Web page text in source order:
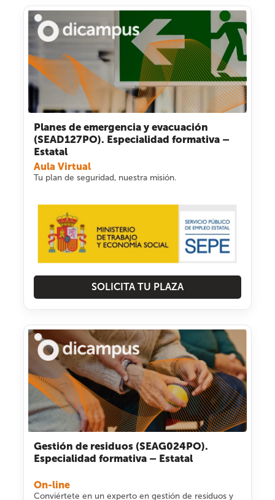
Planes de emergencia y evacuación
(SEAD127PO). Especialidad formativa –
Estatal
Aula Virtual
Tu plan de seguridad, nuestra misión.
SOLICITA TU PLAZA
Gestión de residuos (SEAG024PO).
Especialidad formativa – Estatal
On-line
Conviértete en un experto en gestión de residuos y